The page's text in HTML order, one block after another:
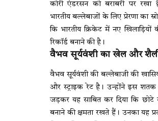
कोरी एंडरसन को बराबरी पर रखा
भारतीय बल्लेबाजों के लिए प्रेरणा का
कि भारतीय क्रिकेट में नए खिलाड़ियों
रिकॉर्ड बनाने की है।
वैभव सूर्यवंशी का खेल और
वैभव सूर्यवंशी की बल्लेबाजी की
और स्ट्राइक रेट है। उन्होंने इस
जड़कर यह साबित कर दिया कि
बनाने की क्षमता रखते हैं। उनका यह